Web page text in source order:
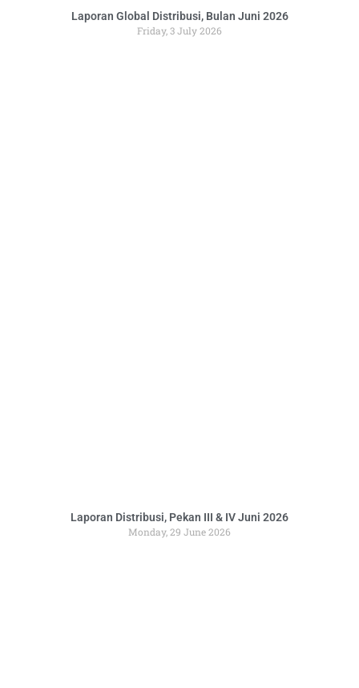
Laporan Global Distribusi, Bulan Juni 2026
Friday, 3 July 2026
Laporan Distribusi, Pekan III & IV Juni 2026
Monday, 29 June 2026